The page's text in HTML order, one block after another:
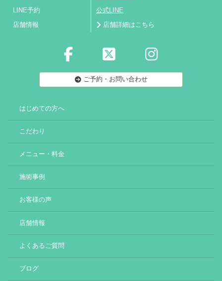
LINE予約 公式LINE
店舗情報 店舗詳細はこちら
ご予約・お問い合わせ
はじめての方へ
こだわり
メニュー・料金
施術事例
お客様の声
店舗情報
よくあるご質問
ブログ